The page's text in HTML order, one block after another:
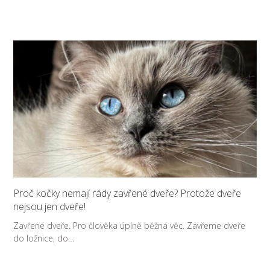
Proč kočky nemají rády zavřené dveře? Protože dveře
nejsou jen dveře!
Zavřené dveře. Pro člověka úplně běžná věc. Zavřeme dveře
do ložnice, do…